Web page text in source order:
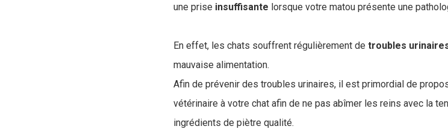
une prise insuffisante lorsque votre matou présente une
En effet, les chats souffrent régulièrement de troubles
mauvaise alimentation.
Afin de prévenir des troubles urinaires, il est primordial de
vétérinaire à votre chat afin de ne pas abîmer les reins avec la
ingrédients de piètre qualité.